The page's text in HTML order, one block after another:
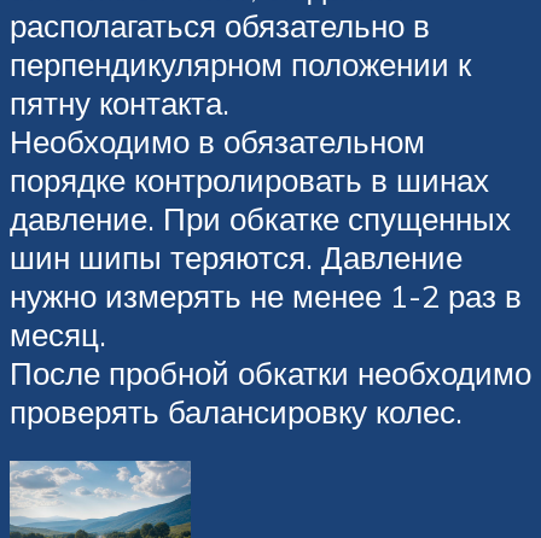
располагаться обязательно в
перпендикулярном положении к
пятну контакта.
Необходимо в обязательном
порядке контролировать в шинах
давление. При обкатке спущенных
шин шипы теряются. Давление
нужно измерять не менее 1-2 раз в
месяц.
После пробной обкатки необходимо
проверять балансировку колес.